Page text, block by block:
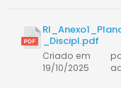
_Discipl.pdf
Criado em
19/10/2025